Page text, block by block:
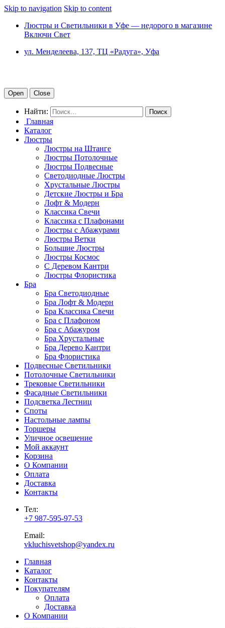
Skip to navigation Skip to content
Люстры и Светильники в Уфе — недорого в магазине
Включи Свет
ул. Менделеева, 137, ТЦ «Радуга», Уфа
Open Close
Найти:
Главная
Каталог
Люстры
Люстры на Штанге
Люстры Потолочные
Люстры Подвесные
Светодиодные Люстры
Хрустальные Люстры
Детские Люстры и Бра
Лофт & Модерн
Классика Свечи
Классика с Плафонами
Люстры с Абажурами
Люстры Ветки
Большие Люстры
Люстры Космос
С Деревом Кантри
Люстры Флористика
Бра
Бра Светодиодные
Бра Лофт & Модерн
Бра Классика Свечи
Бра с Плафоном
Бра с Абажуром
Бра Хрустальные
Бра Дерево Кантри
Бра Флористика
Подвесные Светильники
Потолочные Светильники
Трековые Светильники
Фасадные Светильники
Подсветка Лестниц
Споты
Настольные лампы
Торшеры
Уличное освещение
Мой аккаунт
Корзина
О Компании
Оплата
Доставка
Контакты
Тел:
+7 987-595-97-53
Email:
vkluchisvetshop@yandex.ru
Главная
Каталог
Контакты
Покупателям
Оплата
Доставка
О Компании